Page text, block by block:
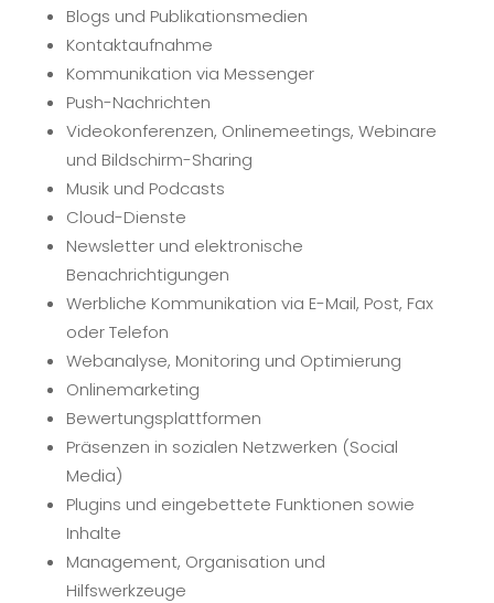
Blogs und Publikationsmedien
Kontaktaufnahme
Kommunikation via Messenger
Push-Nachrichten
Videokonferenzen, Onlinemeetings, Webinare
und Bildschirm-Sharing
Musik und Podcasts
Cloud-Dienste
Newsletter und elektronische
Benachrichtigungen
Werbliche Kommunikation via E-Mail, Post, Fax
oder Telefon
Webanalyse, Monitoring und Optimierung
Onlinemarketing
Bewertungsplattformen
Präsenzen in sozialen Netzwerken (Social
Media)
Plugins und eingebettete Funktionen sowie
Inhalte
Management, Organisation und
Hilfswerkzeuge